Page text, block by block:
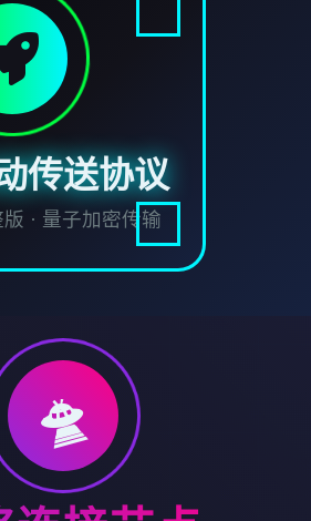
传送协议
· 量子加密传输
🛸